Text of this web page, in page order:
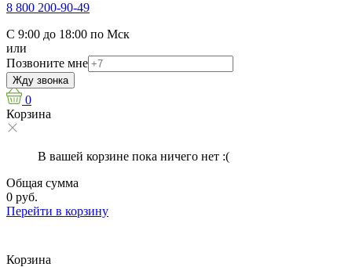
8 800 200-90-49
С 9:00 до 18:00 по Мск
или
Позвоните мне
Жду звонка
0
Корзина
В вашей корзине пока ничего нет :(
Общая сумма
0 руб.
Перейти в корзину
Корзина